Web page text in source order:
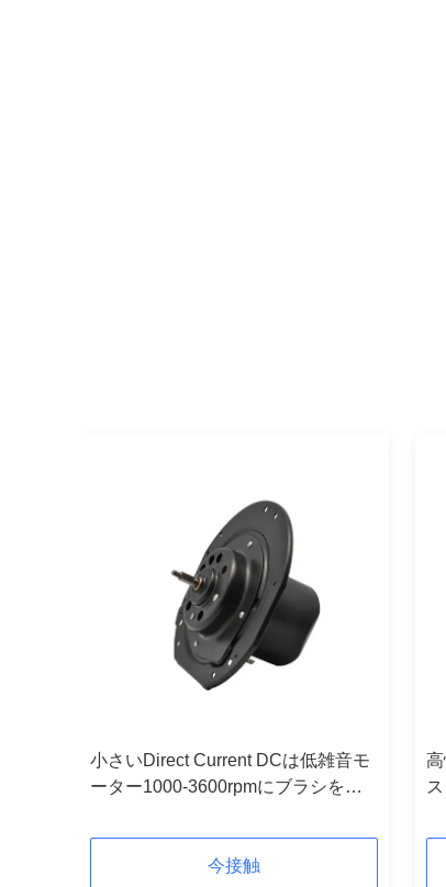
小さいDirect Current DCは低雑音モ
ーター1000-3600rpmにブラシをか
今接触